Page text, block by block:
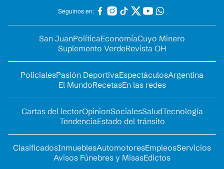
Seguinos en:
San JuanPolíticaEconomíaCuyo Minero
Suplemento VerdeRevista OH
PolicialesPasión DeportivaEspectáculosArgentina
El MundoRecetasEn las redes
Cartas del lectorOpinionSocialesSaludTecnología
TendenciaEstado del tránsito
ClasificadosInmueblesAutomotoresEmpleosServicios
Avisos Fúnebres y MisasEdictos